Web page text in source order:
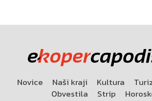
Novice Naši kraji Kultura
Obvestila
Strip